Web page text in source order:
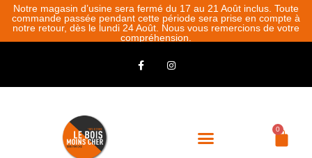
Notre magasin d’usine sera fermé du 17 au 21 Août inclus. Toute
commande passée pendant cette période sera prise en compte à
notre retour, dès le lundi 24 Août. Nous vous remercions de votre
compréhension.
0